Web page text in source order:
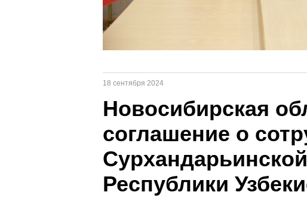
18 сентября 2024
Новосибирская
соглашение о
Республики